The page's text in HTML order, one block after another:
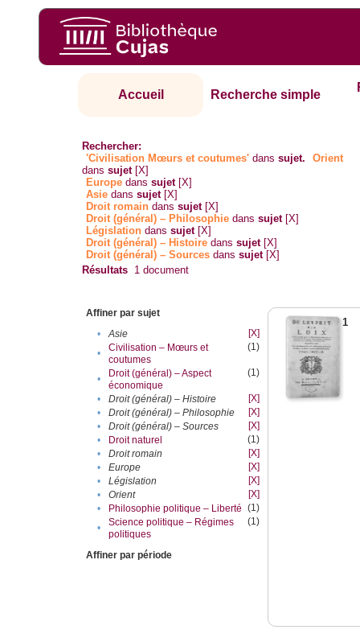
Accueil Recherche simple
Rechercher:
'Civilisation Mœurs et coutumes' danssujet.
Orient
danssujet [X]
Europe danssujet [X]
Asie danssujet [X]
Droit romain danssujet [X]
Droit (général) – Philosophie danssujet [X]
Législation danssujet [X]
Droit (général) – Histoire danssujet [X]
Droit (général) – Sources danssujet [X]
Résultats 1 document
Affiner par sujet
•
Asie
[X]
•
Civilisation – Mœurs et
coutumes
(1)
•
Droit (général) – Aspect
économique
(1)
• Droit (général) – Histoire
[X]
•
Droit (général) – Philosophie
[X]
•
Droit (général) – Sources
[X]
•
Droit naturel
(1)
•
Droit romain
[X]
•
Europe
[X]
•
Législation
[X]
•
Orient
[X]
•
Philosophie politique – Liberté (1)
•
Science politique – Régimes
politiques
(1)
Affiner par période
1